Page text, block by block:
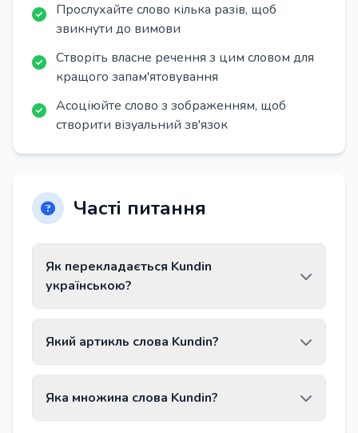
Прослухайте слово кілька разів, щоб
звикнути до вимови
Створіть власне речення з цим словом для
кращого запам'ятовування
Асоціюйте слово з зображенням, щоб
створити візуальний зв'язок
Часті питання
Як перекладається Kundin
українською?
покупниця».
Який артикль слова Kundin?
Яка множина слова Kundin?